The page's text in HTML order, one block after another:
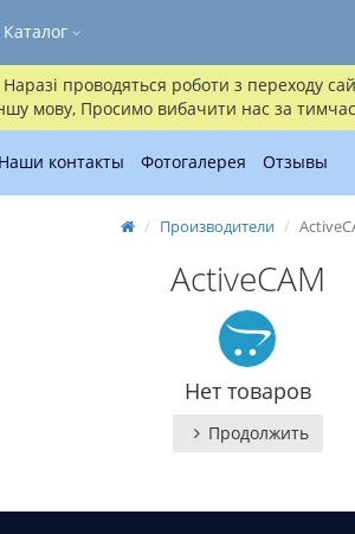
проводяться роботи з переходу
мову, Просимо вибачити нас за
Каталог
Наши контакты Фотогалерея Отзывы
Производители
ActiveCAM
Нет товаров
Продолжить